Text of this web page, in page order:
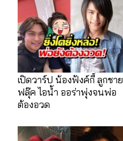
เปิดวาร์ป น้องฟังค์กี้ ลูกชาย
ฟลุ๊ค ไอน้ำ ออร่าพุ่งจนพ่อ
ต้องอวด